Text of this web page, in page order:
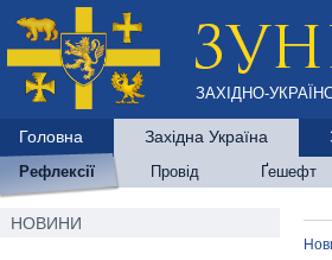
ЗАХІДНО-
Головна Західна Україна
Рефлексії Провід Ґешефт
НОВИНИ